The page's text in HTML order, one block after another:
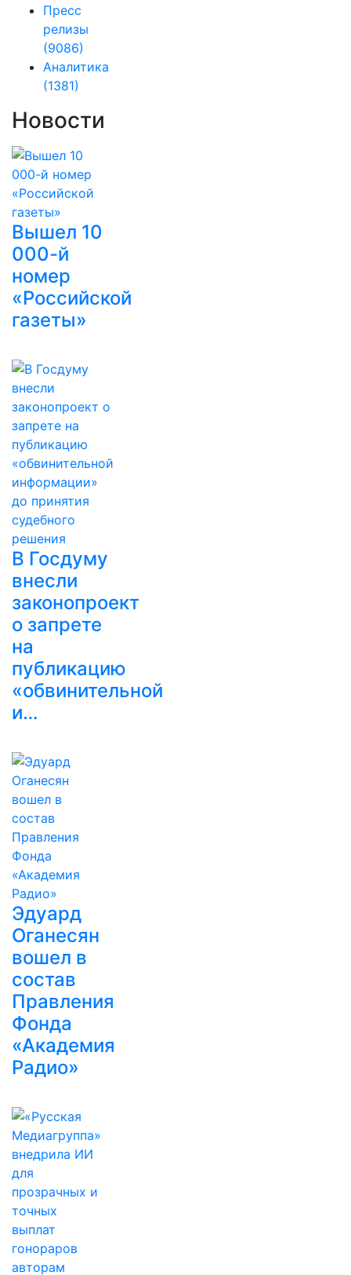
Пресс
релизы
(9086)
Аналитика
(1381)
Новости
Вышел 10
000-й
номер
«Российской
газеты»
В Госдуму
внесли
законопроект
о запрете
на
публикацию
«обвинительной
и…
Эдуард
Оганесян
вошел в
состав
Правления
Фонда
«Академия
Радио»